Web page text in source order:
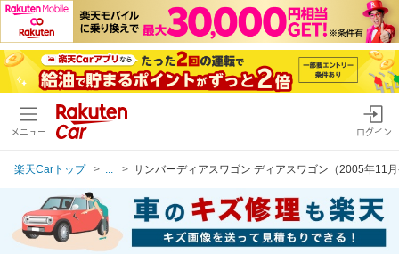
メニュー ログイン
楽天Carトップ サンバーディアスワゴン ディアスワゴン（2005年11